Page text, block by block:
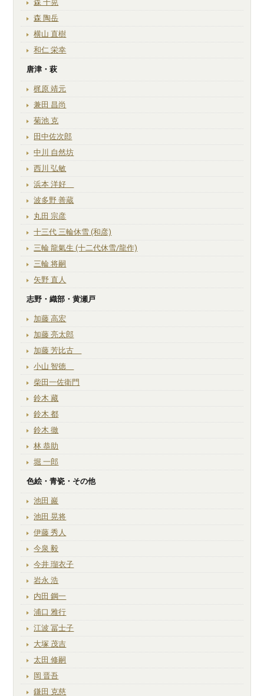
森 千晃
森 陶岳
横山 直樹
和仁 栄幸
唐津・萩
梶原 靖元
兼田 昌尚
菊池 克
田中佐次郎
中川 自然坊
西川 弘敏
浜本 洋好
波多野 善蔵
丸田 宗彦
十三代 三輪休雪 (和彦)
三輪 龍氣生 (十二代休雪/龍作)
三輪 将嗣
矢野 直人
志野・織部・黄瀬戸
加藤 高宏
加藤 亮太郎
加藤 芳比古
小山 智徳
柴田一佐衛門
鈴木 藏
鈴木 都
鈴木 徹
林 恭助
堀 一郎
色絵・青瓷・その他
池田 巖
池田 晃将
伊藤 秀人
今泉 毅
今井 瑠衣子
岩永 浩
内田 鋼一
浦口 雅行
江波 冨士子
大塚 茂吉
太田 修嗣
岡 晋吾
鎌田 克慈